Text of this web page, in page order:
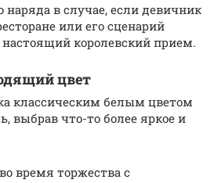
наряда в случае, если девичник
или его сценарий
королевский прием.
цвет
классическим белым цветом
выбрав что-то более яркое и
время торжества с